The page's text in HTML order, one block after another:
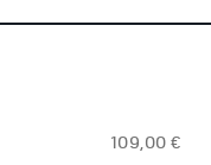
109,00 €